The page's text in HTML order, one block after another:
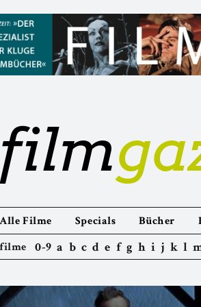
film
Alle Filme Specials Bücher
filme 0-9 a b c d e f g h i j k l